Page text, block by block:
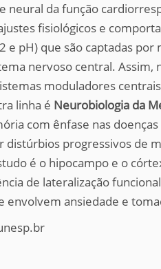
neural da função
fisiológicos e
e pH) que são captadas
nervoso central. Assim,
moduladores
linha é Neurobiologia da
com ênfase nas
distúrbios progressivos de
é o hipocampo e o
de lateralização
envolvem ansiedade e